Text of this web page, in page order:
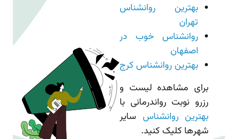
بهترین روانشناس
تهران
روانشناس خوب در
اصفهان
بهترین روانشناس کرج
برای مشاهده لیست و
رزرو نوبت رواندرمانی با
بهترین روانشناس سایر
شهرها کلیک کنید.